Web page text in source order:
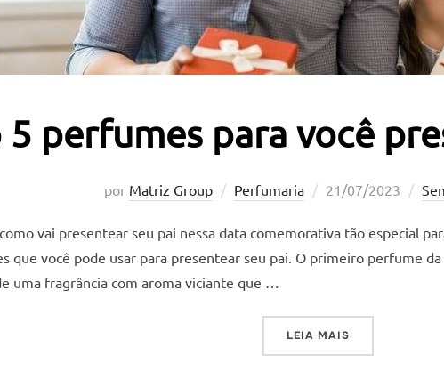
5 perfumes para você
por Matriz Group Perfumaria
Postado
21/07/2023
vai presentear seu pai nessa data comemorativa tão especial
que você pode usar para presentear seu pai. O primeiro perfume
uma fragrância com aroma viciante que …
LEIA MAIS“TOP 5